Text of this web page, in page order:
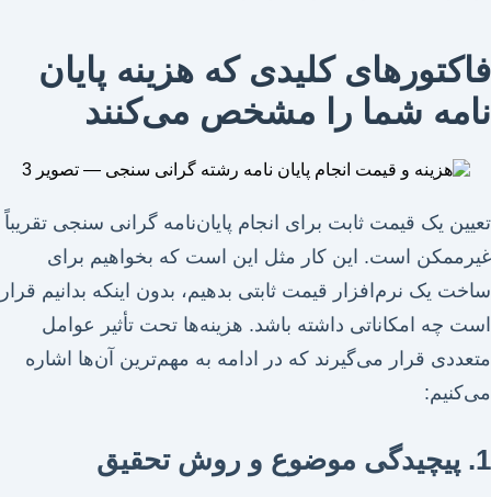
فاکتورهای کلیدی که هزینه پایان
نامه شما را مشخص می‌کنند
تعیین یک قیمت ثابت برای انجام پایان‌نامه گرانی سنجی تقریباً
غیرممکن است. این کار مثل این است که بخواهیم برای
ساخت یک نرم‌افزار قیمت ثابتی بدهیم، بدون اینکه بدانیم قرار
است چه امکاناتی داشته باشد. هزینه‌ها تحت تأثیر عوامل
متعددی قرار می‌گیرند که در ادامه به مهم‌ترین آن‌ها اشاره
می‌کنیم:
1. پیچیدگی موضوع و روش تحقیق